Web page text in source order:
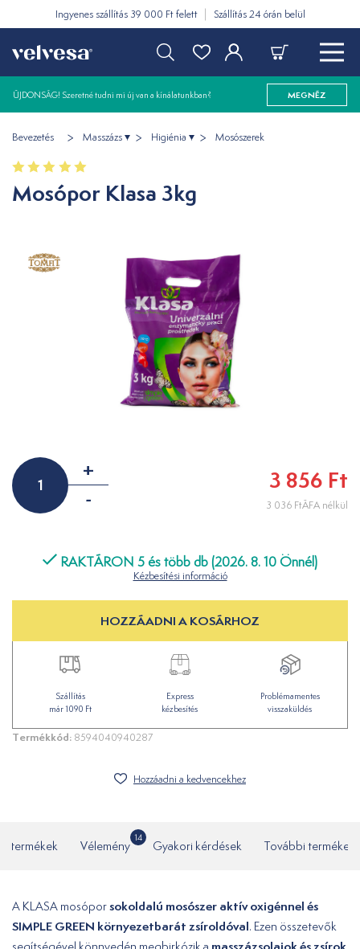
Ingyenes szállítás 39 000 Ft felett Szállítás 24 órán belül
ÚJDONSÁG! Szeretné tudni mi új van a kínálatunkban? MEGNÉZ
Bevezetés Masszázs Higiénia Mosószerek
Mosópor Klasa 3kg
+
-
3 856 Ft
3 036 FtÁFA nélkül
RAKTÁRON 5 és több db (2026. 8. 10 Önnél)
Kézbesítési információ
HOZZÁADNI A KOSÁRHOZ
Szállítás
már 1090 Ft
Express
kézbesítés
Problémamentes
visszaküldés
Termékkód: 8594040940287
Hozzáadni a kedvencekhez
termékek Vélemény
14
Gyakori kérdések További termékek
A KLASA mosóporsokoldalú mosószer aktív oxigénnel és
SIMPLE GREEN környezetbarát zsíroldóval. Ezen összetevők
segítségével könnyedén megbirkózik a